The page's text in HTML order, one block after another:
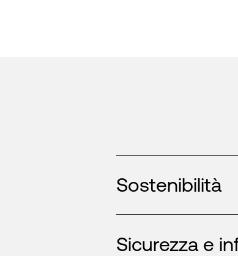
Sostenibilità
Sicurezza e